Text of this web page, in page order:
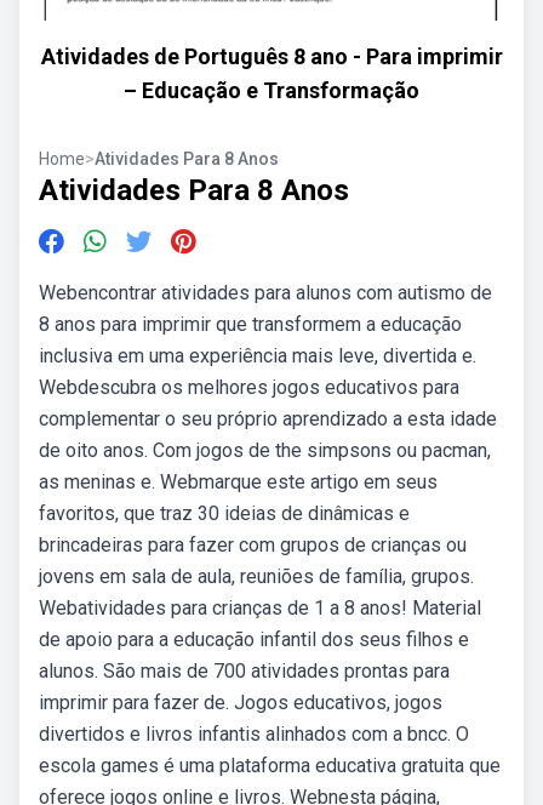
Atividades de Português 8 ano - Para imprimir
– Educação e Transformação
Home>Atividades Para 8 Anos
Atividades Para 8 Anos
Webencontrar atividades para alunos com autismo de
8 anos para imprimir que transformem a educação
inclusiva em uma experiência mais leve, divertida e.
Webdescubra os melhores jogos educativos para
complementar o seu próprio aprendizado a esta idade
de oito anos. Com jogos de the simpsons ou pacman,
as meninas e. Webmarque este artigo em seus
favoritos, que traz 30 ideias de dinâmicas e
brincadeiras para fazer com grupos de crianças ou
jovens em sala de aula, reuniões de família, grupos.
Webatividades para crianças de 1 a 8 anos! Material
de apoio para a educação infantil dos seus filhos e
alunos. São mais de 700 atividades prontas para
imprimir para fazer de. Jogos educativos, jogos
divertidos e livros infantis alinhados com a bncc. O
escola games é uma plataforma educativa gratuita que
oferece jogos online e livros. Webnesta página,